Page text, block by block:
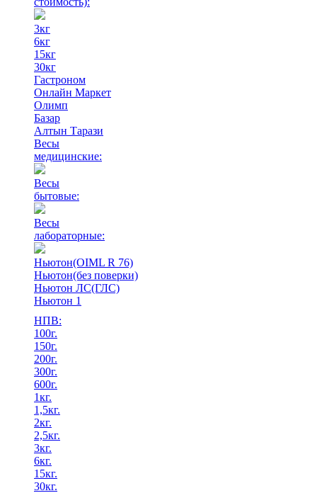
3кг
6кг
15кг
30кг
Гастроном
Онлайн Маркет
Олимп
Базар
Алтын Тарази
Весы
медицинские:
Весы
бытовые:
Весы
лабораторные:
Ньютон(OIML R 76)
Ньютон(без поверки)
Ньютон ЛС(ГЛС)
Ньютон 1
НПВ:
100г.
150г.
200г.
300г.
600г.
1кг.
1,5кг.
2кг.
2,5кг.
3кг.
6кг.
15кг.
30кг.